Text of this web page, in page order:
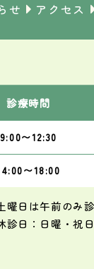
せ アクセス
診療時間
9:00〜12:30
〜18:00
曜日は午前のみ
診日：日曜・祝日